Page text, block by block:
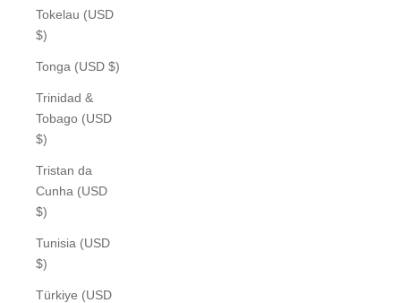
Tokelau (USD
$)
Tonga (USD $)
Trinidad &
Tobago (USD
$)
Tristan da
Cunha (USD
$)
Tunisia (USD
$)
Türkiye (USD